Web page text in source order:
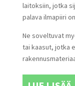
laitoksiin, jotka
palava ilmapiiri
Ne soveltuvat
tai kaasut, jotka